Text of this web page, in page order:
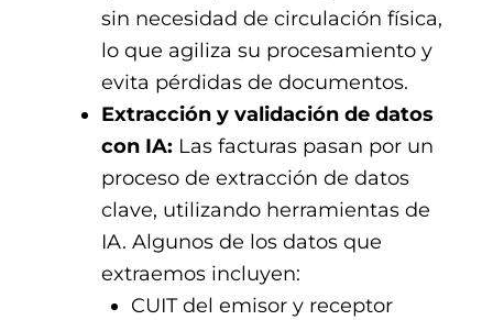
sin necesidad de circulación física,
lo que agiliza su procesamiento y
evita pérdidas de documentos.
Extracción y validación de datos
con IA: Las facturas pasan por un
proceso de extracción de datos
clave, utilizando herramientas de
IA. Algunos de los datos que
extraemos incluyen:
CUIT del emisor y receptor